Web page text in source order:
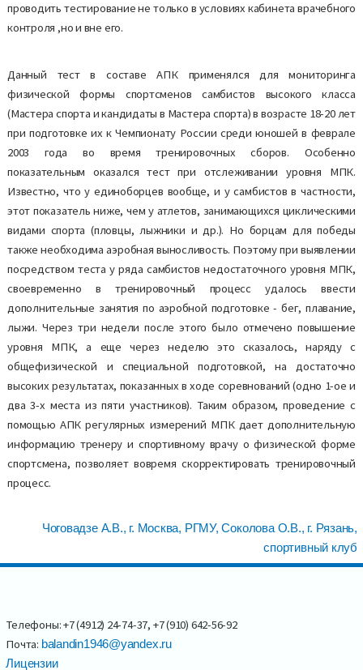
проводить тестирование не только в условиях кабинета врачебного
контроля ,но и вне его.
Данный тест в составе АПК применялся для мониторинга
физической формы спортсменов самбистов высокого класса
(Мастера спорта и кандидаты в Мастера спорта) в возрасте 18-20 лет
при подготовке их к Чемпионату России среди юношей в феврале
2003 года во время тренировочных сборов. Особенно
показательным оказался тест при отслеживании уровня МПК.
Известно, что у единоборцев вообще, и у самбистов в частности,
этот показатель ниже, чем у атлетов, занимающихся циклическими
видами спорта (пловцы, лыжники и др.). Но борцам для победы
также необходима аэробная выносливость. Поэтому при выявлении
посредством теста у ряда самбистов недостаточного уровня МПК,
своевременно в тренировочный процесс удалось ввести
дополнительные занятия по аэробной подготовке - бег, плавание,
лыжи. Через три недели после этого было отмечено повышение
уровня МПК, а еще через неделю это сказалось, наряду с
общефизической и специальной подготовкой, на достаточно
высоких результатах, показанных в ходе соревнований (одно 1-ое и
два 3-х места из пяти участников). Таким образом, проведение с
помощью АПК регулярных измерений МПК дает дополнительную
информацию тренеру и спортивному врачу о физической форме
спортсмена, позволяет вовремя скорректировать тренировочный
процесс.
Чоговадзе А.В., г. Москва, РГМУ, Соколова О.В., г. Рязань,
спортивный клуб
Телефоны: +7 (4912) 24-74-37, +7 (910) 642-56-92
Почта: balandin1946@yandex.ru
Лицензии